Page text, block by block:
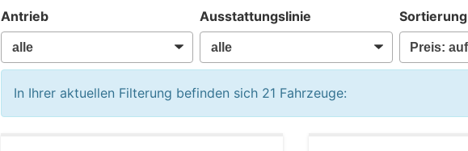
Antrieb Ausstattungslinie Sortierung
In Ihrer aktuellen Filterung befinden sich 21 Fahrzeuge: